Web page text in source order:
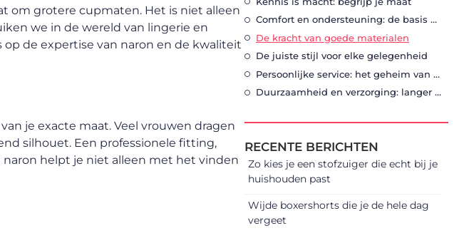
om grotere cupmaten. Het is niet alleen
we in de wereld van lingerie en
de expertise van naron en de kwaliteit
je exacte maat. Veel vrouwen dragen
silhouet. Een professionele fitting,
naron helpt je niet alleen met het vinden
Comfort en ondersteuning: de basis van elke bh
De kracht van goede materialen
De juiste stijl voor elke gelegenheid
Persoonlijke service: het geheim van naron
Duurzaamheid en verzorging: langer plezier van je lingerie
RECENTE BERICHTEN
Zo kies je een stofzuiger die echt bij je
huishouden past
Wijde boxershorts die je de hele dag
vergeet